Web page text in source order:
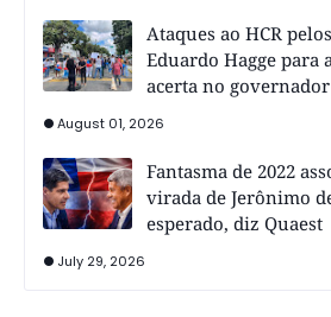
Ataques ao HCR
Eduardo Hagge para
acerta no governador
August 01, 2026
Fantasma de 2022
virada de Jerônimo
esperado, diz Quaest
July 29, 2026